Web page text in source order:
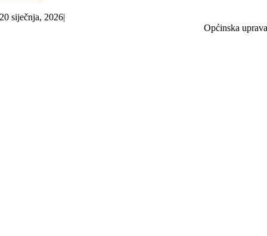
20 siječnja, 2026|
Općinska uprava